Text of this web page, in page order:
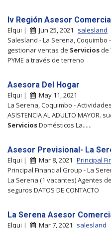
Iv Región Asesor
Elqui | Jun 25, 2021
salesland
Salesland - La Serena,
gestionar ventas de Servicios de
PYME a través de terreno
Asesora Del Hogar
Elqui |
May 11, 2021
La Serena, Coquimbo -
ASISTENCIA AL ADULTO
ServiciosDomésticos La......
Asesor Previsional- La
Elqui | Mar 8, 2021 Principal
Principal Financial Group - La
La Serena (1 vacantes) Agentes de
seguros DATOS DE CONTACTO
La Serena Asesor
Elqui | Mar 7, 2021
salesland